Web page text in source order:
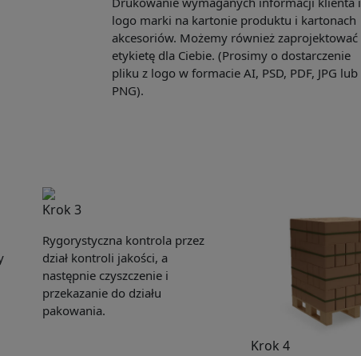
logo marki na kartonie produktu i kartonach
akcesoriów. Możemy również zaprojektować
etykietę dla Ciebie. (Prosimy o dostarczenie
pliku z logo w formacie AI, PSD, PDF, JPG lub
PNG).
Krok 3
Rygorystyczna kontrola przez
dział kontroli jakości, a
następnie czyszczenie i
przekazanie do działu
pakowania.
Krok 4